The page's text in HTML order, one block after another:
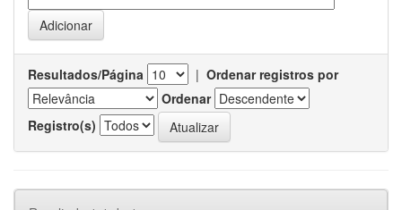
Resultados/Página | Ordenar registros por
Ordenar
Registro(s)